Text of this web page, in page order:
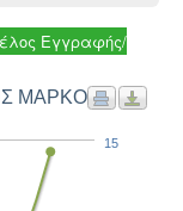
Εγγραφής/
ΜΑΡΚΟΣ
15